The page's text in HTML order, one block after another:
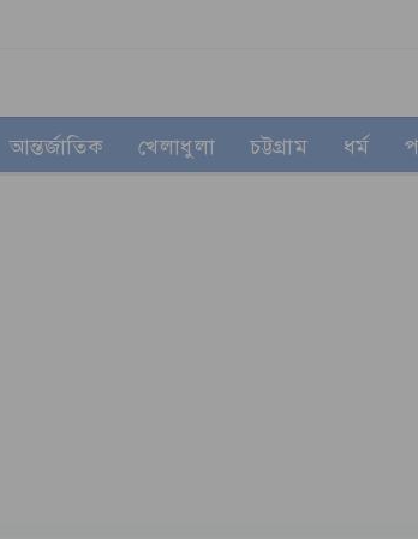
আন্তর্জাতিক খেলাধুলা চট্টগ্রাম ধর্ম